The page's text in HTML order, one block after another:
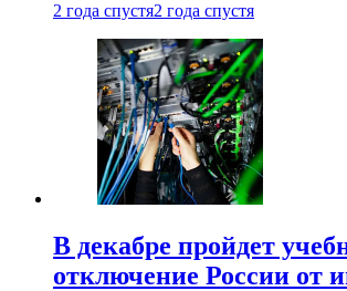
2 года спустя2 года спустя
В декабре пройдет
отключение России от